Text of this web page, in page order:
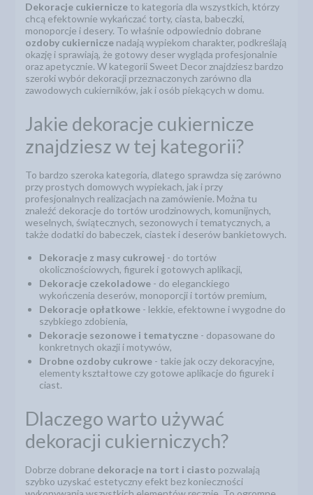
Dekoracje cukiernicze to kategoria dla wszystkich, którzy
chcą efektownie wykańczać torty, ciasta, babeczki,
monoporcje i desery. To właśnie odpowiednio dobrane
ozdoby cukiernicze nadają wypiekom charakter, podkreślają
okazję i sprawiają, że gotowy deser wygląda profesjonalnie
oraz apetycznie. W kategorii Sweet Decor znajdziesz bardzo
szeroki wybór dekoracji przeznaczonych zarówno dla
zawodowych cukierników, jak i osób piekących w domu.
Jakie dekoracje cukiernicze
znajdziesz w tej kategorii?
To bardzo szeroka kategoria, dlatego sprawdza się zarówno
przy prostych domowych wypiekach, jak i przy
profesjonalnych realizacjach na zamówienie. Można tu
znaleźć dekoracje do tortów urodzinowych, komunijnych,
weselnych, świątecznych, sezonowych i tematycznych, a
także dodatki do babeczek, ciastek i deserów bankietowych.
Dekoracje z masy cukrowej - do tortów
okolicznościowych, figurek i gotowych aplikacji,
Dekoracje czekoladowe - do eleganckiego
wykończenia deserów, monoporcji i tortów premium,
Dekoracje opłatkowe - lekkie, efektowne i wygodne do
szybkiego zdobienia,
Dekoracje sezonowe i tematyczne - dopasowane do
konkretnych okazji i motywów,
Drobne ozdoby cukrowe - takie jak oczy dekoracyjne,
elementy kształtowe czy gotowe aplikacje do figurek i
ciast.
Dlaczego warto używać
dekoracji cukierniczych?
Dobrze dobrane dekoracje na tort i ciasto pozwalają
szybko uzyskać estetyczny efekt bez konieczności